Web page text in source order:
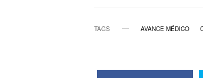
TAGS AVANCE MÉDICO